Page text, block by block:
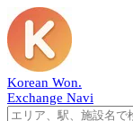
Korean Won.
Exchange Navi